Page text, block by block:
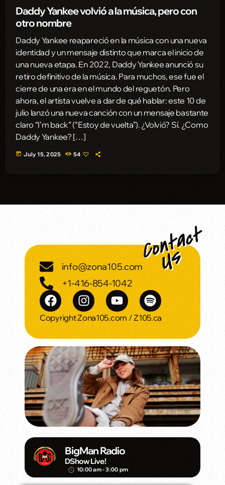
Daddy Yankee volvió a la música, pero con
otro nombre
Daddy Yankee reapareció en la música con una nueva
identidad y un mensaje distinto que marca el inicio de
una nueva etapa. En 2022, Daddy Yankee anunció su
retiro definitivo de la música. Para muchos, ese fue el
cierre de una era en el mundo del reguetón. Pero
ahora, el artista vuelve a dar de qué hablar: este 10 de
julio lanzó una nueva canción con un mensaje bastante
claro “I’m back” (“Estoy de vuelta”). ¿Volvió? Sí. ¿Como
Daddy Yankee? […]
today July 15, 2025 54
info@zona105.com
+1-416-854-1042
Copyright Zona105.com / Z105.ca
BigMan Radio
DShow Live!
access_time 10:00 am - 3:00 pm